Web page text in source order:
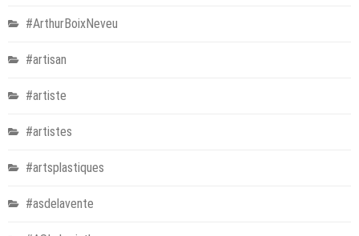
#ArthurBoixNeveu
#artisan
#artiste
#artistes
#artsplastiques
#asdelavente